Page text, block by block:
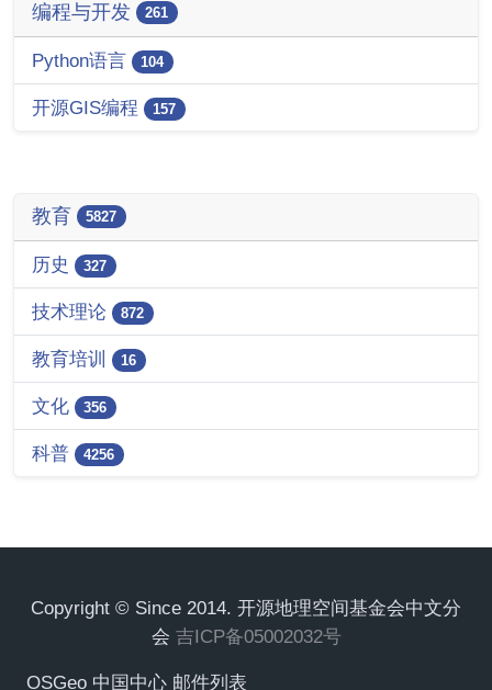
编程与开发 261
Python语言 104
开源GIS编程 157
教育 5827
历史 327
技术理论 872
教育培训 16
文化 356
科普 4256
Copyright © Since 2014. 开源地理空间基金会中文分
会 吉ICP备05002032号
OSGeo 中国中心 邮件列表